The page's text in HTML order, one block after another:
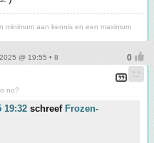
minimum aan kennis en een maximum
@ 19:55 • 8
no?
19:32 schreef Frozen-